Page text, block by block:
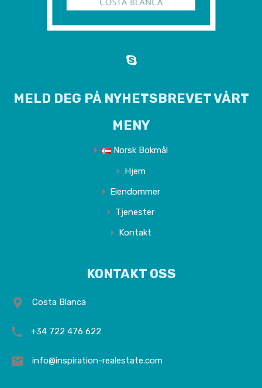
MELD DEG PÅ NYHETSBREVET VÅRT
MENY
Norsk Bokmål
Hjem
Eiendommer
Tjenester
Kontakt
KONTAKT OSS
Costa Blanca
+34 722 476 622
info@inspiration-realestate.com